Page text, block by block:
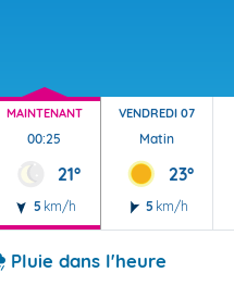
MAINTENANT
00:25
21°
5 km/h
VENDREDI 07
Matin
23°
5 km/h
Pluie dans l'heure